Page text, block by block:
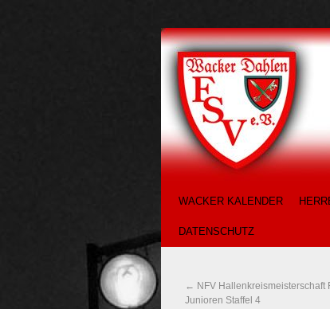
WACKER KALENDER
DATENSCHUTZ
← NFV Hallenkreismeisterschaft
Junioren Staffel 4